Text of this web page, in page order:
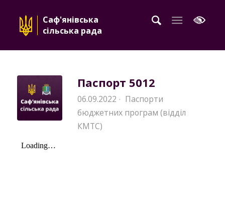
Саф'янівська
сільська рада
Паспорт 5012
06.09.2022 · Паспорти
бюджетних програм (відділ
КМТС)